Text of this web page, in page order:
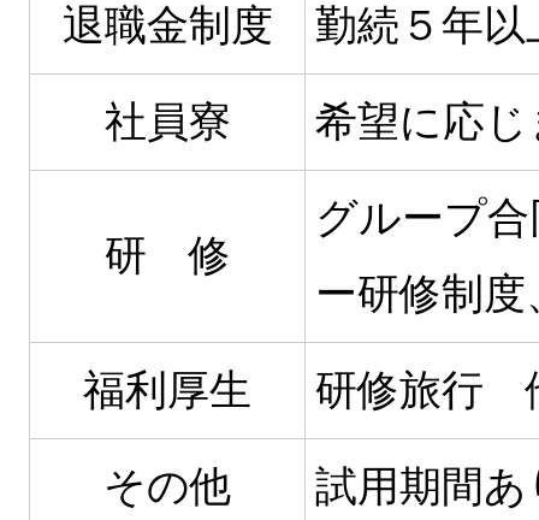
退職金制度 勤続５年
社員寮 希望に応
研 修
グループ
ー研修制
福利厚生 研修旅行
その他 試用期間あ